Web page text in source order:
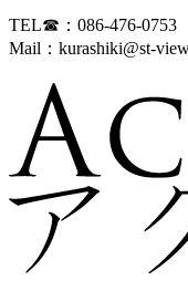
TEL☎：086-476-0753
Mail：kurashiki@st-